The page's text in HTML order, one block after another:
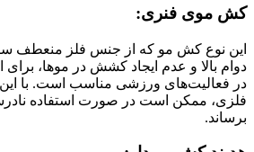
کش موی فنری:
این نوع کش مو که از جنس فلز منعطف
دوام بالا و عدم ایجاد کشش در موها،
در فعالیت‌های ورزشی مناسب است. با
فلزی، ممکن است در صورت استفاده
برساند.